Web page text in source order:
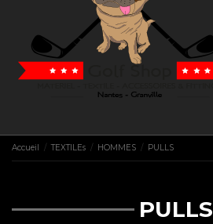
Accueil TEXTILEs HOMMES PULLS
PULLS